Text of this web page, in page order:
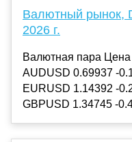
Валютный рынок,
2026 г.
Валютная пара
AUDUSD 0.69937 -
EURUSD 1.14392 -
GBPUSD 1.34745 -